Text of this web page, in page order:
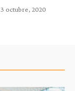
3 octubre, 2020